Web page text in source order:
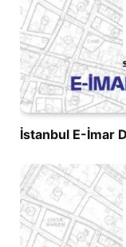
İstanbul E-İmar